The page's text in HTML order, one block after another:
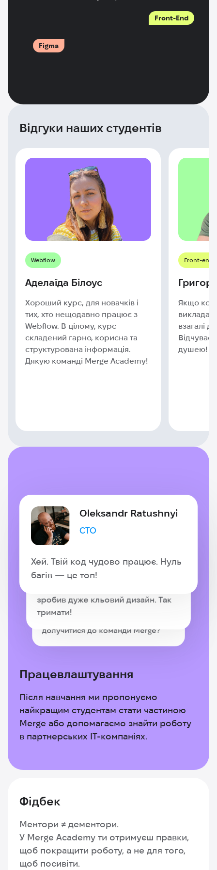
Figma
Front-End
Відгуки наших студентів
Webflow
Аделаїда Білоус
Хороший курс, для новачків і
тих, хто нещодавно працює з
Webflow. В цілому, курс
складений гарно, корисна та
структурована інформація.
Дякую команді Merge Academy!
Front-end
Якщо
викладач
взагалі
душею!
Oleksandr Ratushnyi
CTO
Хей. Твій код чудово працює. Нуль
багів — це топ!
Head of Design
зробив дуже кльовий дизайн. Так
тримати!
Oleksandra Leskova
HR Director
Привіт! Бачила, як ти круто
захистив проєкт. Хочеш
долучитися до команди Merge?
Працевлаштування
Після навчання ми пропонуємо
найкращим студентам стати частиною
Merge або допомагаємо знайти роботу
в партнерських IT-компаніях.
Фідбек
Ментори ≠ дементори.
У Merge Academy ти отримуєш правки,
щоб покращити роботу, а не для того,
щоб посивіти.